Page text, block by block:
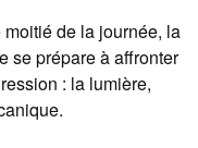
de la journée, la
se prépare à affronter
: la lumière,